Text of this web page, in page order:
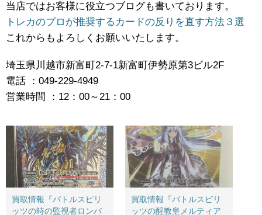
当店ではお客様に役立つブログも書いております。
トレカのプロが推奨するカードの反りを直す方法３選
これからもよろしくお願いいたします。
埼玉県川越市新富町2-7-1新富町伊勢原第3ビル2F
電話 ：049-229-4949
営業時間 ：12：00～21：00
買取情報『バトルスピリ
ッツの時の監視者ロンバ
買取情報『バトルスピリ
ッツの醒教皇メルティア